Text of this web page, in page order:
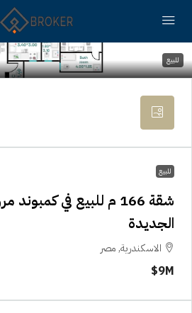
للبيع
للبيع
شقة 166 م للبيع في
الجديدة
الاسكندرية, مصر
9M$